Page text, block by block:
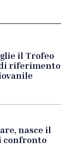
il Trofeo
riferimento
nasce il
confronto